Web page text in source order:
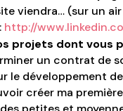
viendra… (sur un
http://
projets dont vous
un contrat de
le développement
créer ma